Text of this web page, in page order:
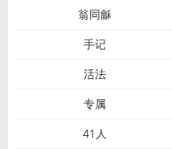
翁同龢
手记
活法
专属
41人